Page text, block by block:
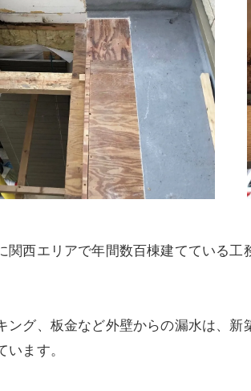
関西エリアで年間数百棟建てている
ング、板金など外壁からの漏水は、
います。